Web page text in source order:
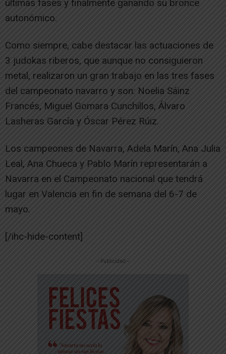
últimas fases y finalmente ganando su bronce
autonómico.
Como siempre, cabe destacar las actuaciones de
3 judokas riberos, que aunque no consiguieron
metal, realizaron un gran trabajo en las tres fases
del campeonato navarro y son: Noelia Sáinz
Francés, Miguel Gomara Cunchillos, Álvaro
Lasheras García y Óscar Pérez Rúiz.
Los campeones de Navarra, Adela Marín, Ana Julia
Leal, Ana Chueca y Pablo Marín representarán a
Navarra en el Campeonato nacional que tendrá
lugar en Valencia en fin de semana del 6-7 de
mayo.
[/ihc-hide-content]
-- Publicidad --